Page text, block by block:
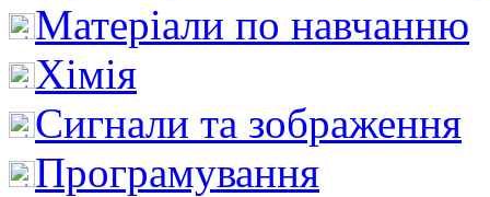
Матеріали по навчанню
Хімія
Сигнали та зображення
Програмування